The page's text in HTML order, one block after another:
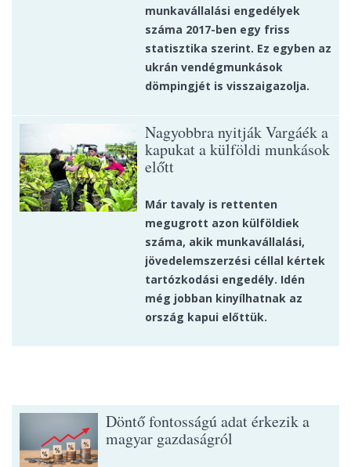
munkavállalási engedélyek
száma 2017-ben egy friss
statisztika szerint. Ez egyben az
ukrán vendégmunkások
dömpingjét is visszaigazolja.
Nagyobbra nyitják Vargáék a
kapukat a külföldi munkások
előtt
Már tavaly is rettenten
megugrott azon külföldiek
száma, akik munkavállalási,
jövedelemszerzési céllal kértek
tartózkodási engedély. Idén
még jobban kinyílhatnak az
ország kapui előttük.
Döntő fontosságú adat érkezik a
magyar gazdaságról